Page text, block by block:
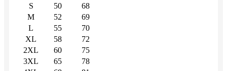
S
50
68
M
52
69
L
55
70
XL
58
72
2XL
60
75
3XL
65
78